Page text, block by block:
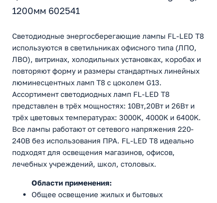
1200мм 602541
Светодиодные энергосберегающие лампы FL-LED T8
используются в светильниках офисного типа (ЛПО,
ЛВО), витринах, холодильных установках, коробах и
повторяют форму и размеры стандартных линейных
люминесцентных ламп T8 с цоколем G13.
Ассортимент светодиодных ламп FL-LED T8
представлен в трёх мощностях: 10Вт,20Вт и 26Вт и
трёх цветовых температурах: 3000K, 4000K и 6400K.
Все лампы работают от сетевого напряжения 220-
240В без использования ПРА. FL-LED T8 идеально
подходят для освещения магазинов, офисов,
лечебных учреждений, школ, столовых.
Области применения:
Общее освещение жилых и бытовых